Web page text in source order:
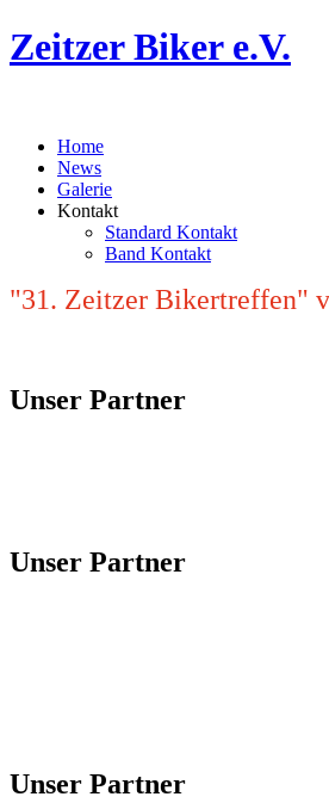
Zeitzer Biker e.V.
Home
News
Galerie
Kontakt
Standard Kontakt
Band Kontakt
"31. Zeitzer Bikertreffen"
08.05. bis 10.05.2026
Unser Partner
Unser Partner
Unser Partner